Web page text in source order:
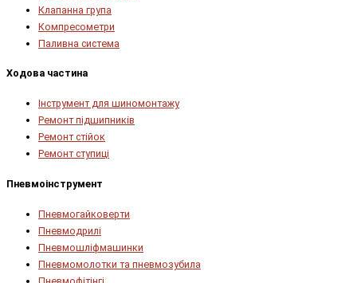
Клапанна група
Компресометри
Паливна система
Ходова частина
Інструмент для шиномонтажу
Ремонт підшипників
Ремонт стійок
Ремонт ступиці
Пневмоінструмент
Пневмогайковерти
Пневмодрилі
Пневмошліфмашинки
Пневмомолотки та пневмозубила